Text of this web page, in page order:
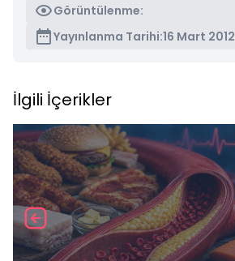
Görüntülenme:
Yayınlanma Tarihi:16 Mart 2012
İlgili İçerikler